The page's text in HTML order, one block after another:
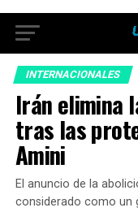
INTERNACIONALES
Irán elimina
tras las
Amini
El anuncio de la
considerado como un